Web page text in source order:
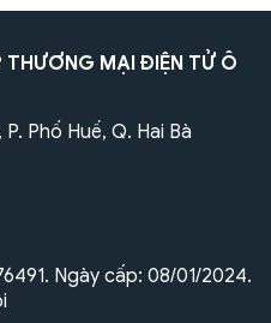
THƯƠNG MẠI ĐIỆN TỬ Ô
Phố Huế, Q. Hai Bà
Ngày cấp: 08/01/2024.